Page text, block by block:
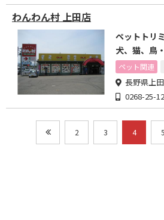
わんわん村 上田店
ペットトリ
犬、猫、鳥
エキゾチッ
ペット関連
長野県上
0268-25-
2 3 4 5